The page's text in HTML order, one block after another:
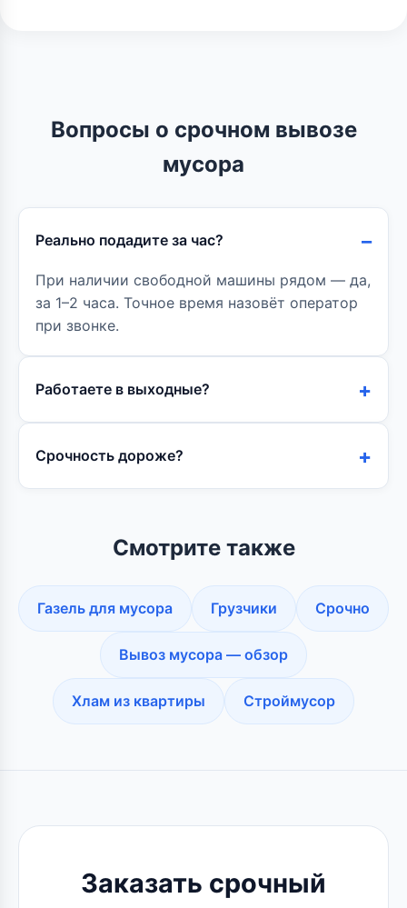
Вопросы о срочном вывозе
мусора
Реально подадите за час?
При наличии свободной машины рядом — да,
за 1–2 часа. Точное время назовёт оператор
при звонке.
Работаете в выходные?
Срочность дороже?
Смотрите также
Газель для мусора Грузчики Срочно
Вывоз мусора — обзор
Хлам из квартиры Строймусор
Заказать срочный